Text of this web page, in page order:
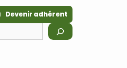
Devenir adhérent